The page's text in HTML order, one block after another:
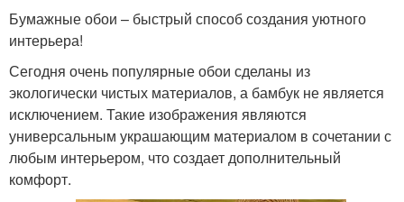
Бумажные обои – быстрый способ создания уютного
интерьера!
Сегодня очень популярные обои сделаны из
экологически чистых материалов, а бамбук не является
исключением. Такие изображения являются
универсальным украшающим материалом в сочетании с
любым интерьером, что создает дополнительный
комфорт.